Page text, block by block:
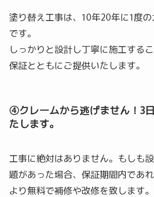
塗り替え工事は、10年20年に1度
です。
しっかりと設計し丁寧に施工する
保証とともにご提供いたします。
④クレームから逃げません！3
たします。
工事に絶対はありません。もしも
題があった場合、保証期間内であ
より無料で補修や改修を致します。